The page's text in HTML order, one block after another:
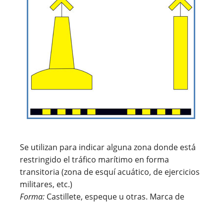
Se utilizan para indicar alguna zona donde está
restringido el tráfico marítimo en forma
transitoria (zona de esquí acuático, de ejercicios
militares, etc.)
Forma: Castillete, espeque u otras. Marca de